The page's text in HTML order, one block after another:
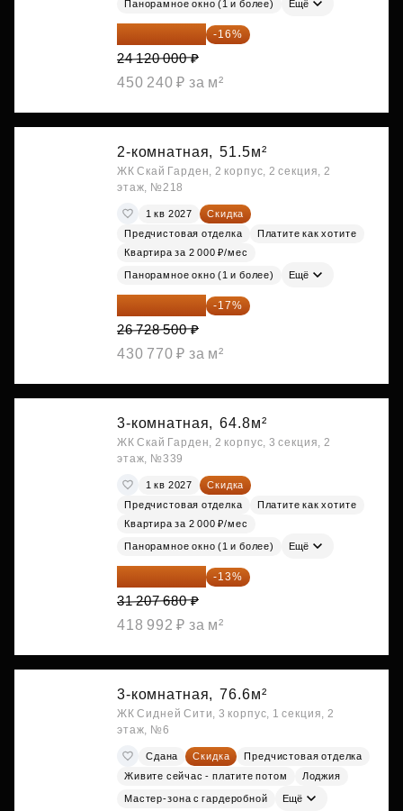
Панорамное окно (1 и более) Ещё
20 260 800 ₽ -16%
24 120 000 ₽
450 240 ₽ за м²
2-комнатная, 51.5м²
ЖК Скай Гарден, 2 корпус, 2 секция, 2
этаж, №218
1 кв 2027
Скидка
Предчистовая отделка
Платите как хотите
Квартира за 2 000 ₽/мес
Панорамное окно (1 и более) Ещё
22 184 655 ₽ -17%
26 728 500 ₽
430 770 ₽ за м²
3-комнатная, 64.8м²
ЖК Скай Гарден, 2 корпус, 3 секция, 2
этаж, №339
1 кв 2027
Скидка
Предчистовая отделка
Платите как хотите
Квартира за 2 000 ₽/мес
Панорамное окно (1 и более) Ещё
27 150 682 ₽ -13%
31 207 680 ₽
418 992 ₽ за м²
3-комнатная, 76.6м²
ЖК Сидней Сити, 3 корпус, 1 секция, 2
этаж, №6
Сдана Скидка
Предчистовая отделка
Живите сейчас - платите потом
Лоджия
Мастер-зона с гардеробной Ещё